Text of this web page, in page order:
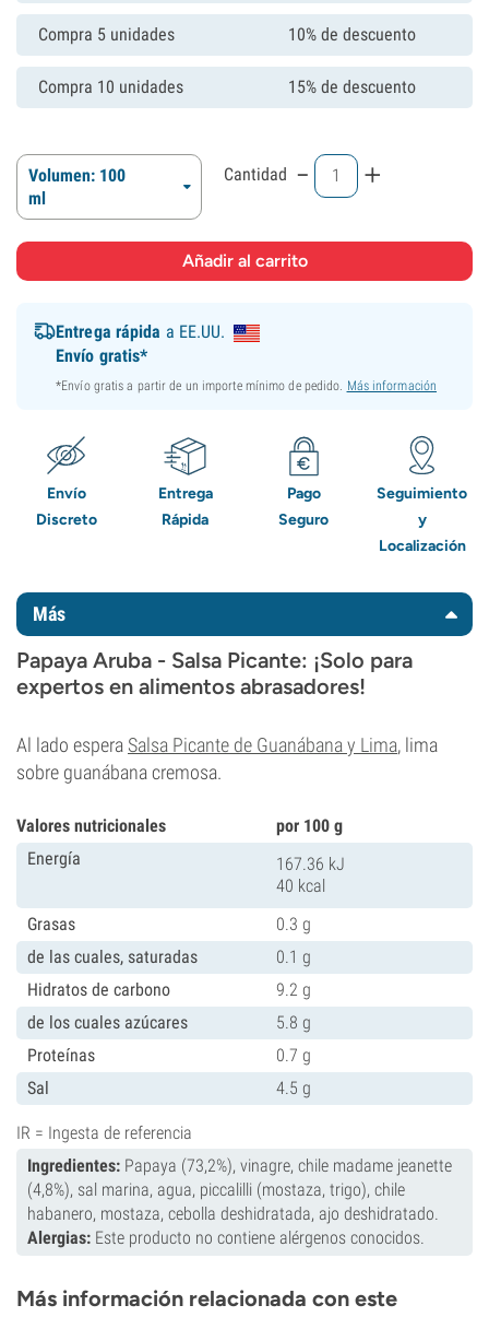
Compra 5 unidades 10% de descuento
Compra 10 unidades 15% de descuento
Volumen: 100
ml
Cantidad - +
Entrega rápida a EE.UU.
Envío gratis*
*Envío gratis a partir de un importe mínimo de pedido. Más información
Envío
Discreto
Entrega
Rápida
Pago
Seguro
Seguimiento
y
Localización
Más
Papaya Aruba - Salsa Picante: ¡Solo para
expertos en alimentos abrasadores!
Al lado espera Salsa Picante de Guanábana y Lima, lima
sobre guanábana cremosa.
Valores nutricionales
por 100 g
Energía
167.36 kJ
40 kcal
Grasas
0.3 g
de las cuales, saturadas
0.1 g
Hidratos de carbono
9.2 g
de los cuales azúcares
5.8 g
Proteínas
0.7 g
Sal
4.5 g
IR = Ingesta de referencia
Ingredientes: Papaya (73,2%), vinagre, chile madame jeanette
(4,8%), sal marina, agua, piccalilli (mostaza, trigo), chile
habanero, mostaza, cebolla deshidratada, ajo deshidratado.
Alergias: Este producto no contiene alérgenos conocidos.
Más información relacionada con este